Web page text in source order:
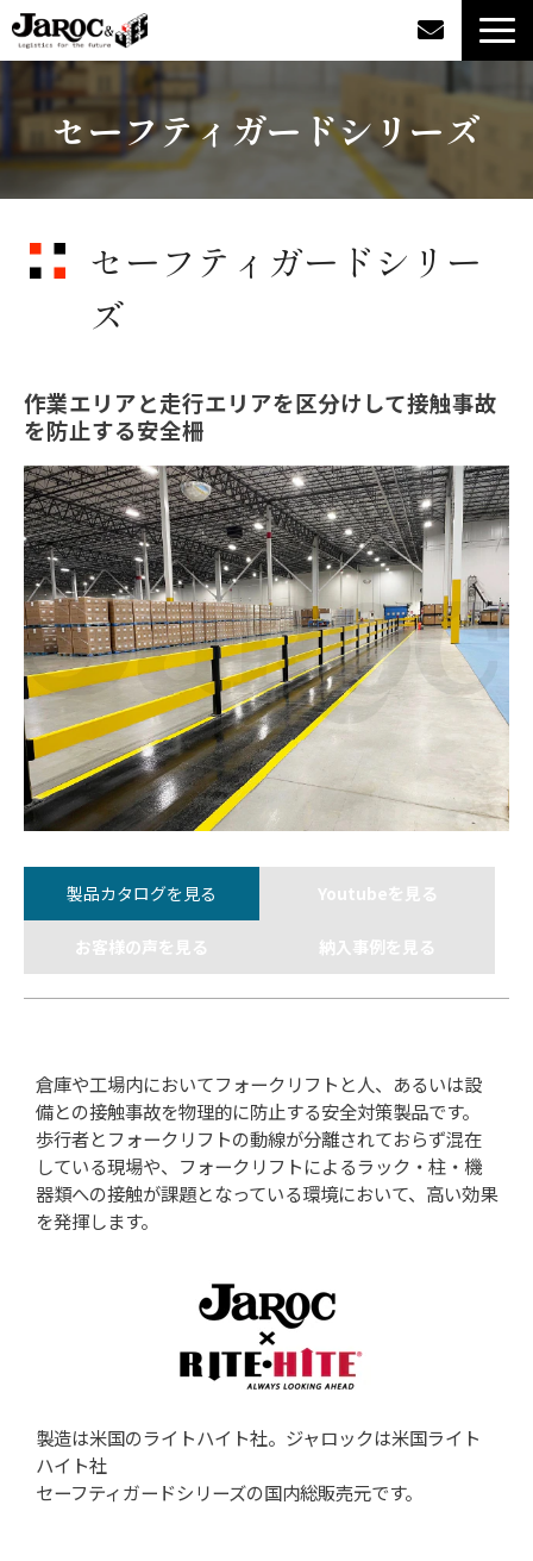
製品情報
導入事例
カタログダウンロード
採用情報
オンラインショップ
セーフティガードシリーズ
セーフティガードシリー
ズ
作業エリアと走行エリアを区分けして接触事故
を防止する安全柵
製品カタログを見る Youtubeを見る
お客様の声を見る 納入事例を見る
倉庫や工場内においてフォークリフトと人、あるいは設
備との接触事故を物理的に防止する安全対策製品です。
歩行者とフォークリフトの動線が分離されておらず混在
している現場や、フォークリフトによるラック・柱・機
器類への接触が課題となっている環境において、高い効果
を発揮します。
製造は米国のライトハイト社。ジャロックは米国ライト
ハイト社
セーフティガードシリーズの国内総販売元です。